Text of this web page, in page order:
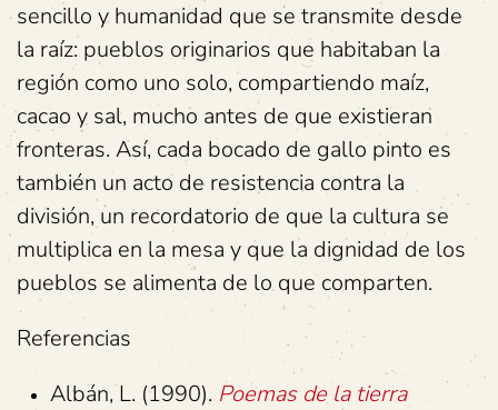
sencillo y humanidad que se transmite desde
la raíz: pueblos originarios que habitaban la
región como uno solo, compartiendo maíz,
cacao y sal, mucho antes de que existieran
fronteras. Así, cada bocado de gallo pinto es
también un acto de resistencia contra la
división, un recordatorio de que la cultura se
multiplica en la mesa y que la dignidad de los
pueblos se alimenta de lo que comparten.
Referencias
Albán, L. (1990). Poemas de la tierra